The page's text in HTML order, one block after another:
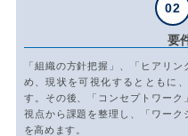
02
要
「組織の方針把握」、「ヒアリ
め、現状を可視化するとともに
す。その後、「コンセプトワー
視点から課題を整理し、「ワー
を高めます。